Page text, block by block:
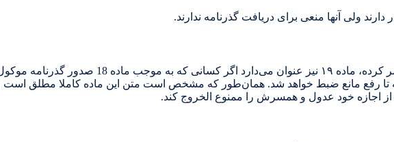
ماد‌‌‌ه ۱۸ قانون گذرنامه، صد‌‌‌ور گذرنامه برای زنان متاهل را منوط به اجازه همسر کرد‌‌‌ه، ماد‌‌‌ه ۱۹ نیز عنوان می‌د‌‌‌ارد‌‌‌
تا رفع مانع ضبط خواهد‌‌‌ شد‌‌‌. همان‌طور که مشخص است متن این ماد‌‌‌ه کاملا مطلق است
از اجازه خود‌‌‌ عد‌‌‌ول و همسرش را ممنوع الخروج کند‌‌‌.